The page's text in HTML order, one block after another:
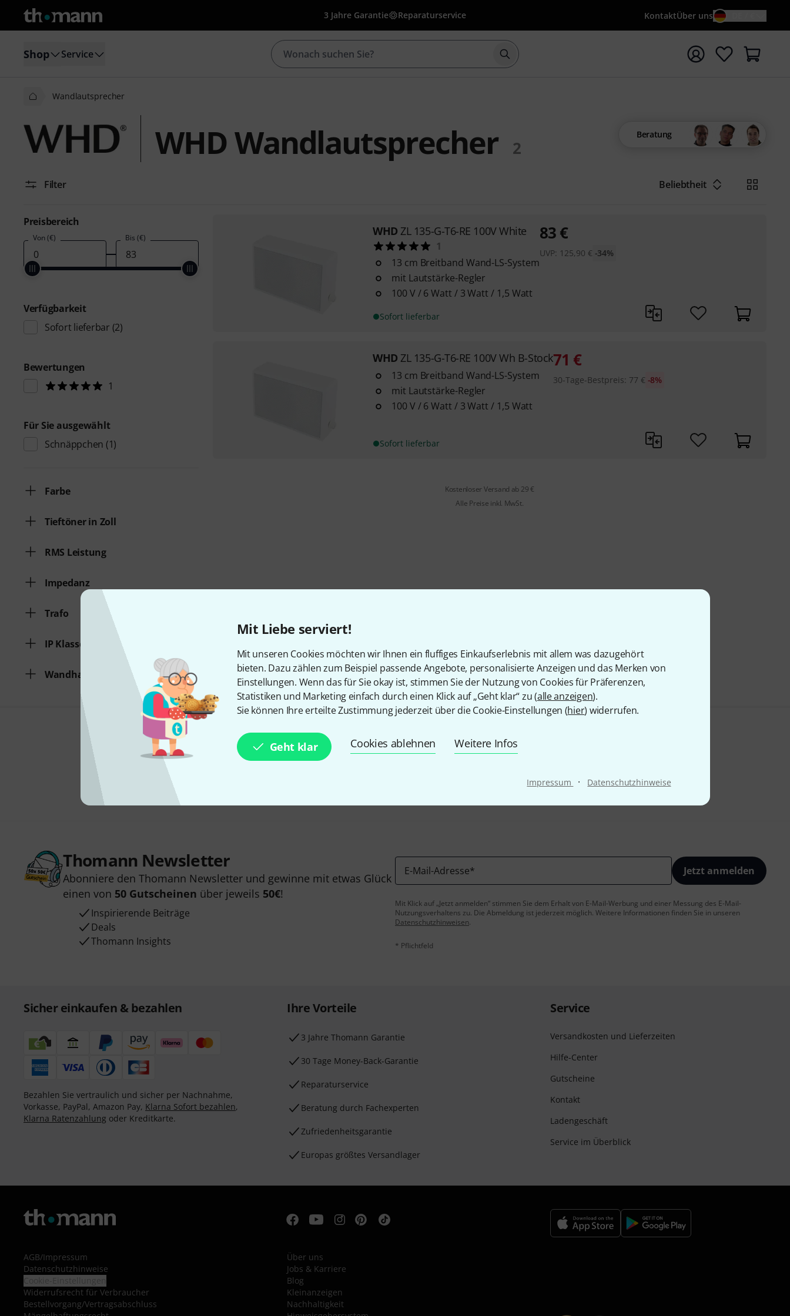
Mit Liebe serviert!
Mit unseren Cookies möchten wir Ihnen ein fluffiges Einkaufserlebnis mit allem was dazugehört
bieten. Dazu zählen zum Beispiel passende Angebote, personalisierte Anzeigen und das Merken von
Einstellungen. Wenn das für Sie okay ist, stimmen Sie der Nutzung von Cookies für Präferenzen,
Statistiken und Marketing einfach durch einen Klick auf „Geht klar“ zu (alle anzeigen).
Sie können Ihre erteilte Zustimmung jederzeit über die Cookie-Einstellungen (hier) widerrufen.
Geht klar Cookies ablehnen Weitere Infos
Impressum · Datenschutzhinweise
3 Jahre Garantie Reparaturservice KontaktÜber uns
Shop Service Suche mit Suchwort {searchTerm} starten
Wandlautsprecher
WHD Wandlautsprecher 2
Beratung
Filter Beliebtheit
Preisbereich
Von (€) Bis (€)
Verfügbarkeit
Sofort lieferbar (2)
Bewertungen
1
Für Sie ausgewählt
Schnäppchen (1)
Farbe
Tieftöner in Zoll
RMS Leistung
Impedanz
Trafo
IP Klasse
Wandhalter
WHD ZL 135-G-T6-RE 100V White
1
13 cm Breitband Wand-LS-System
mit Lautstärke-Regler
100 V / 6 Watt / 3 Watt / 1,5 Watt
Sofort lieferbar
83€
UVP: 125,90 € -34%
WHD ZL 135-G-T6-RE 100V Wh B-Stock
13 cm Breitband Wand-LS-System
mit Lautstärke-Regler
100 V / 6 Watt / 3 Watt / 1,5 Watt
Sofort lieferbar
71 €
30-Tage-Bestpreis: 77 € -8%
Kostenloser Versand ab 29 €
Alle Preise inkl. MwSt.
Gefällt Ihnen, was Sie sehen?
Thomann Newsletter
Abonniere den Thomann Newsletter und gewinne mit etwas Glück
einen von 50 Gutscheinen über jeweils 50€!
Inspirierende Beiträge
Deals
Thomann Insights
E-Mail-Adresse* Jetzt anmelden
Mit Klick auf „Jetzt anmelden“ stimmen Sie dem Erhalt von E-Mail-Werbung und einer Messung des E-Mail-
Nutzungsverhaltens zu. Die Abmeldung ist jederzeit möglich. Weitere Informationen finden Sie in unseren
Datenschutzhinweisen.
* Pflichtfeld
Sicher einkaufen & bezahlen
Bezahlen Sie vertraulich und sicher per Nachnahme,
Vorkasse, PayPal, Amazon Pay, Klarna Sofort bezahlen,
Klarna Ratenzahlung oder Kreditkarte.
Ihre Vorteile
3 Jahre Thomann Garantie
30 Tage Money-Back-Garantie
Reparaturservice
Beratung durch Fachexperten
Zufriedenheitsgarantie
Europas größtes Versandlager
Service
Versandkosten und Lieferzeiten
Hilfe-Center
Gutscheine
Kontakt
Ladengeschäft
Service im Überblick
AGB/Impressum
Datenschutzhinweise
Widerrufsrecht für Verbraucher
Bestellvorgang/Vertragsabschluss
Über uns
Jobs & Karriere
Blog
Kleinanzeigen
Nachhaltigkeit